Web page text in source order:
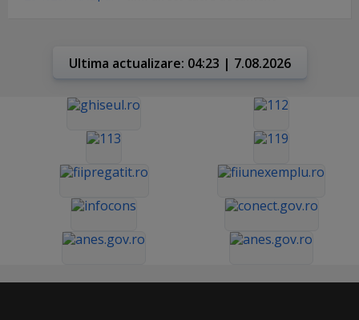
Ultima actualizare: 04:23 | 7.08.2026